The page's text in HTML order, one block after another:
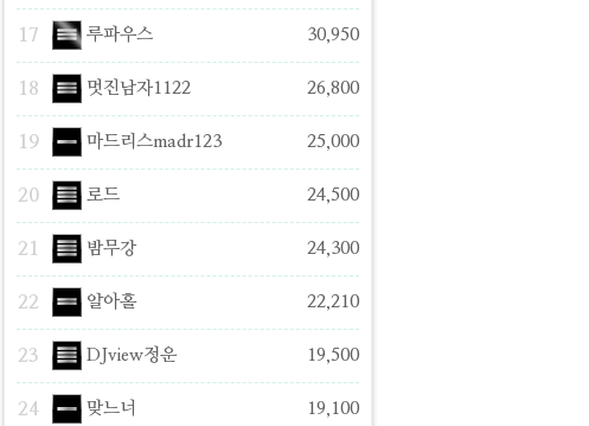
17 루파우스 30,950
18 멋진남자1122 26,800
19 마드리스madr123 25,000
20 로드 24,500
21 밤무강 24,300
22 알아홀 22,210
23 DJview정운 19,500
24 맞느너 19,100